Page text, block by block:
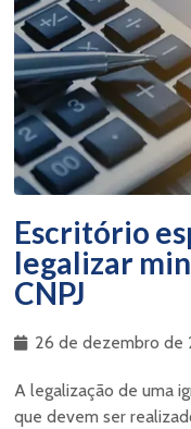
Escritório
legalizar
CNPJ
26 de dezembro de
A legalização de uma
que devem ser